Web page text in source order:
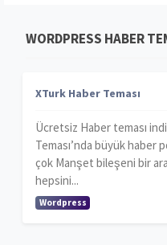
WORDPRESS HABER
XTurk Haber Teması
Ücretsiz Haber teması
Teması’nda büyük haber
çok Manşet bileşeni bir
hepsini...
Wordpress